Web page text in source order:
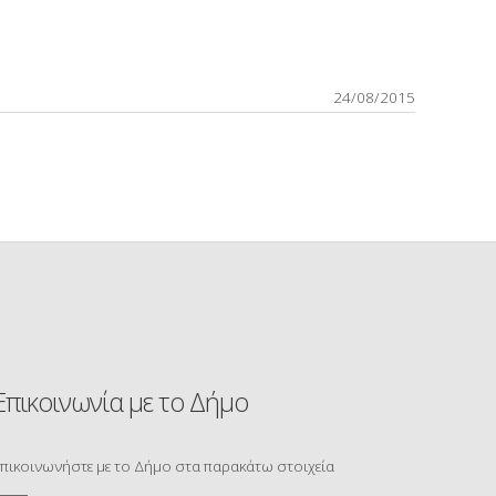
24/08/2015
με το Δήμο
με το Δήμο στα παρακάτω στοιχεία